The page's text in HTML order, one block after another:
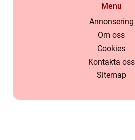
Menu
Annonsering
Om oss
Cookies
Kontakta oss
Sitemap